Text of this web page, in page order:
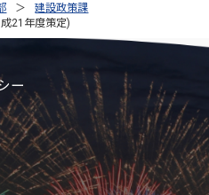
建設政策課
21年度策定)
ー